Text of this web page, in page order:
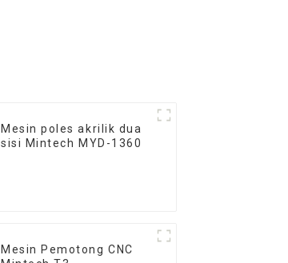
Mesin poles akrilik dua
sisi Mintech MYD-1360
Mesin Pemotong CNC